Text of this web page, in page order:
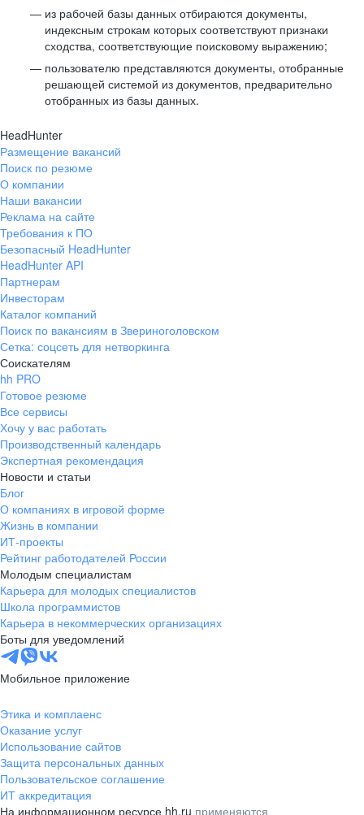
из рабочей базы данных отбираются документы,
индексным строкам которых соответствуют признаки
сходства, соответствующие поисковому выражению;
пользователю представляются документы, отобранные
решающей системой из документов, предварительно
отобранных из базы данных.
HeadHunter
Размещение вакансий
Поиск по резюме
О компании
Наши вакансии
Реклама на сайте
Требования к ПО
Безопасный HeadHunter
HeadHunter API
Партнерам
Инвесторам
Каталог компаний
Поиск по вакансиям в Звериноголовском
Сетка: соцсеть для нетворкинга
Соискателям
hh PRO
Готовое резюме
Все сервисы
Хочу у вас работать
Производственный календарь
Экспертная рекомендация
Новости и статьи
Блог
О компаниях в игровой форме
Жизнь в компании
ИТ-проекты
Рейтинг работодателей России
Молодым специалистам
Карьера для молодых специалистов
Школа программистов
Карьера в некоммерческих организациях
Боты для уведомлений
Мобильное приложение
Этика и комплаенс
Оказание услуг
Использование сайтов
Защита персональных данных
Пользовательское соглашение
ИТ аккредитация
На информационном ресурсе hh.ru применяются